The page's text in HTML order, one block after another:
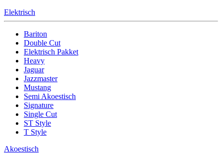
Elektrisch
Bariton
Double Cut
Elektrisch Pakket
Heavy
Jaguar
Jazzmaster
Mustang
Semi Akoestisch
Signature
Single Cut
ST Style
T Style
Akoestisch